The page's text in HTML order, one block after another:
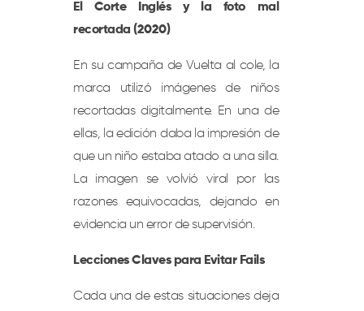
El Corte Inglés y la foto mal
recortada (2020)
En su campaña de Vuelta al cole, la
marca utilizó imágenes de niños
recortadas digitalmente. En una de
ellas, la edición daba la impresión de
que un niño estaba atado a una silla.
La imagen se volvió viral por las
razones equivocadas, dejando en
evidencia un error de supervisión.
Lecciones Claves para Evitar Fails
Cada una de estas situaciones deja